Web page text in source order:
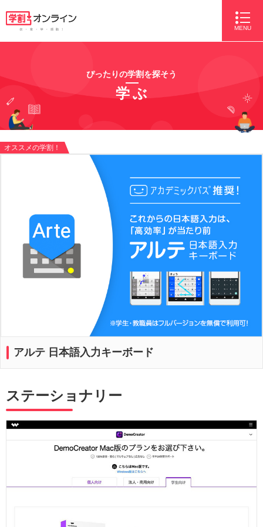
MENU
ぴったりの学割を探そう
学ぶ
アルテ 日本語入力キーボード
ステーショナリー